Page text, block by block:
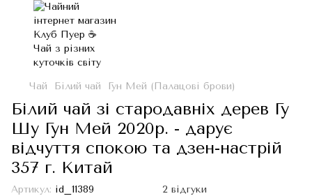
Чай Білий чай Гун Мей (Палацові брови)
Білий чай зі стародавніх дерев Гу
Шу Гун Мей 2020р. - дарує
відчуття спокою та дзен-настрій
357 г. Китай
Артикул: id_11389 2 відгуки